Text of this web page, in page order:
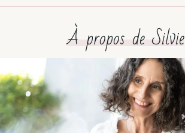
À propos de Silvie